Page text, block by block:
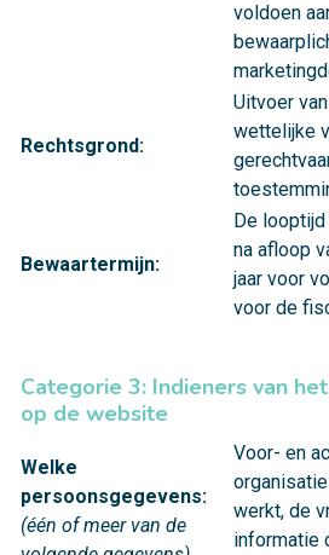
voldoen
Rechtsgrond:
Uitvoer
wettelijke
Bewaartermijn:
De
na afloop
jaar voor
voor de
Categorie 3: Indieners van
op de website
Welke
persoonsgegevens:
(één of meer van de
Voor- en
werkt, de
informatie